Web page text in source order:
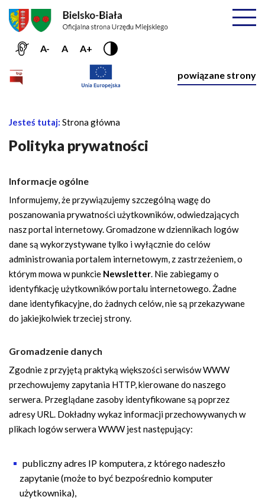
Przejdź do menu głównego
Przejdź do treści
Mapa serwisu
A- A A+
powiązane strony
nawigacja
Ś
c
i
ż
k
a
n
a
w
i
g
a
c
j
a
Jesteś tutaj: Strona główna
Polityka prywatności
Informacje ogólne
Informujemy, że przywiązujemy szczególną wagę do
poszanowania prywatności użytkowników, odwiedzających
nasz portal internetowy. Gromadzone w dziennikach logów
dane są wykorzystywane tylko i wyłącznie do celów
administrowania portalem internetowym, z zastrzeżeniem, o
którym mowa w punkcie Newsletter. Nie zabiegamy o
identyfikację użytkowników portalu internetowego. Żadne
dane identyfikacyjne, do żadnych celów, nie są przekazywane
do jakiejkolwiek trzeciej strony.
Gromadzenie danych
Zgodnie z przyjętą praktyką większości serwisów WWW
przechowujemy zapytania HTTP, kierowane do naszego
serwera. Przeglądane zasoby identyfikowane są poprzez
adresy URL. Dokładny wykaz informacji przechowywanych w
plikach logów serwera WWW jest następujący:
publiczny adres IP komputera, z którego nadeszło
zapytanie (może to być bezpośrednio komputer
użytkownika),